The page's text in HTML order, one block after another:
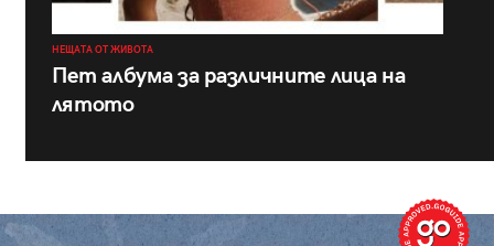
НЕЩАТА ОТ ЖИВОТА
Пет албума за различните лица на
лятото